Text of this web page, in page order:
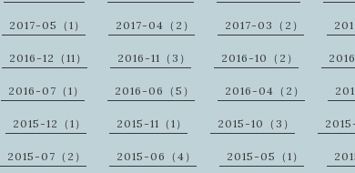
2017-05（1） 2017-04（2） 2017-03（2）
2016-12（11） 2016-11（3） 2016-10（2）
2016-07（1） 2016-06（5） 2016-04（2）
2015-12（1） 2015-11（1） 2015-10（3）
2015-07（2） 2015-06（4） 2015-05（1）